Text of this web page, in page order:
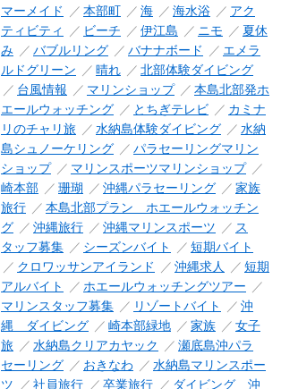
マーメイド
本部町 海 海水浴
アク
ティビティ
ビーチ 伊江島 ニモ
夏休
み
バブルリング バナナボード
エメラ
ルドグリーン
晴れ
北部体験ダイビング
台風情報
マリンショップ
本島北部発ホ
エールウォッチング
とちぎテレビ
カミナ
リのチャリ旅
水納島体験ダイビング
水納
島シュノーケリング
パラセーリングマリン
ショップ
マリンスポーツマリンショップ
崎本部
珊瑚 沖縄パラセーリング
家族
旅行
本島北部プラン ホエールウォッチン
グ
沖縄旅行 沖縄マリンスポーツ
ス
タッフ募集
シーズンバイト
短期バイト
クロワッサンアイランド
沖縄求人
短期
アルバイト
ホエールウォッチングツアー
マリンスタッフ募集
リゾートバイト
沖
縄 ダイビング
崎本部緑地 家族
女子
旅
水納島クリアカヤック
瀬底島沖パラ
セーリング
おきなわ
水納島マリンスポー
ツ
社員旅行 卒業旅行 ダイビング 沖